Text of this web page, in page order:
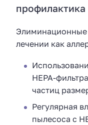
профилактика
Элиминационные
лечении как
HEPA-
частиц
Регулярная
пылесоса с